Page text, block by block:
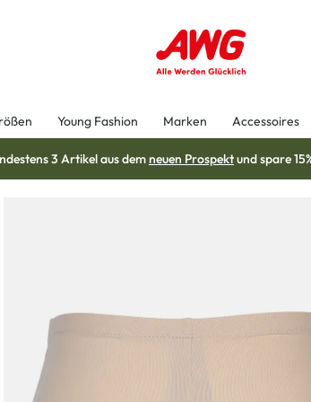
Young Fashion Marken Accessoires
3 Artikel aus demneuen Prospektund spare